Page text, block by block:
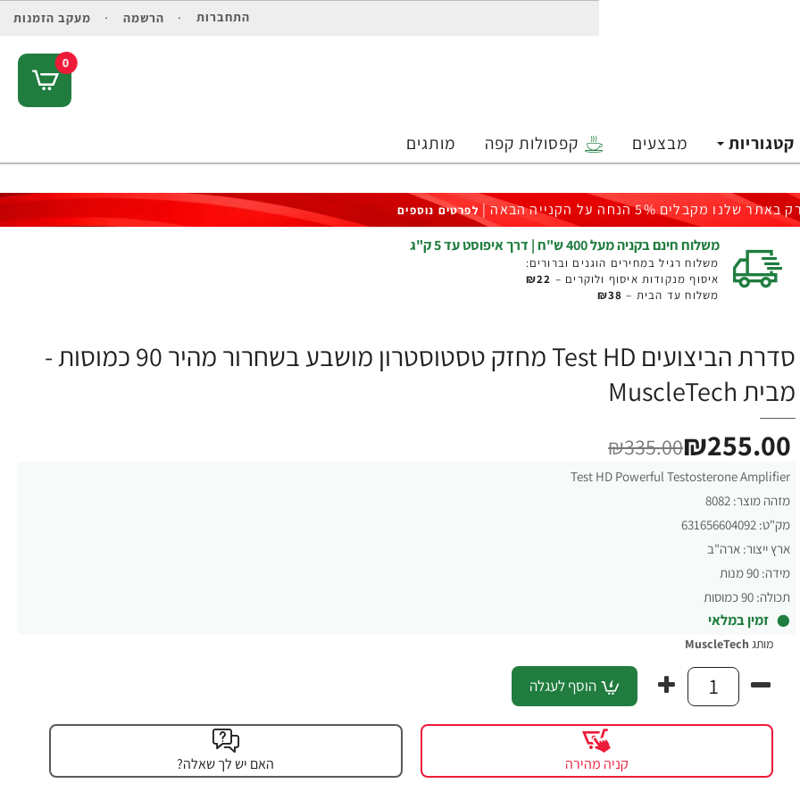
התחברות הרשמה מעקב הזמנות
0
קטגוריות מבצעים קפסולות קפה מותגים
באתר שלנו מקבלים 5% הנחה על הקנייה הבאה | לפרטים נוספים
משלוח חינם בקניה מעל 400 ש"ח | דרך איפוסט עד 5 ק"ג
משלוח רגיל במחירים הוגנים וברורים:
איסוף מנקודות איסוף ולוקרים – ₪22
משלוח עד הבית – ₪38
סדרת הביצועים Test HD מחזק טסטוסטרון מושבע בשחרור מהיר 90 כמוסות -
מבית MuscleTech
Test HD Powerful Testosterone Amplifier
מזהה מוצר: 8082
מק"ט: 631656604092
ארץ ייצור: ארה"ב
מידה: 90 מנות
תכולה: 90 כמוסות
זמין במלאי
₪255.00
₪335.00
מותג MuscleTech
הוסף לעגלה
קניה מהירה האם יש לך שאלה?